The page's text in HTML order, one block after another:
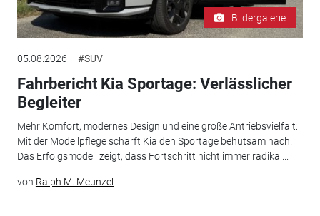
Bildergalerie
05.08.2026 #SUV
Fahrbericht Kia Sportage: Verlässlicher
Begleiter
Mehr Komfort, modernes Design und eine große Antriebsvielfalt:
Mit der Modellpflege schärft Kia den Sportage behutsam nach.
Das Erfolgsmodell zeigt, dass Fortschritt nicht immer radikal...
von Ralph M. Meunzel